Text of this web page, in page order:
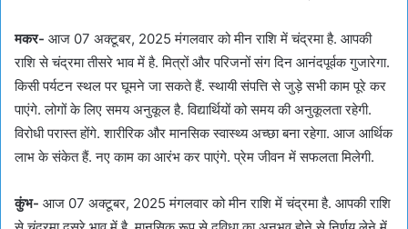
मकर- आज 07 अक्टूबर, 2025 मंगलवार को मीन राशि में चंद्रमा है. आपकी
राशि से चंद्रमा तीसरे भाव में है. मित्रों और परिजनों संग दिन आनंदपूर्वक गुजारेगा.
किसी पर्यटन स्थल पर घूमने जा सकते हैं. स्थायी संपत्ति से जुड़े सभी काम पूरे कर
पाएंगे. लोगों के लिए समय अनुकूल है. विद्यार्थियों को समय की अनुकूलता रहेगी.
विरोधी परास्त होंगे. शारीरिक और मानसिक स्वास्थ्य अच्छा बना रहेगा. आज आर्थिक
लाभ के संकेत हैं. नए काम का आरंभ कर पाएंगे. प्रेम जीवन में सफलता मिलेगी.
कुंभ- आज 07 अक्टूबर, 2025 मंगलवार को मीन राशि में चंद्रमा है. आपकी राशि